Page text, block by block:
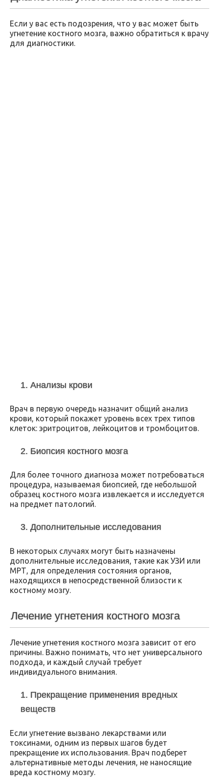
Если у вас есть подозрения, что у вас может быть
угнетение костного мозга, важно обратиться к врачу
для диагностики.
1. Анализы крови
Врач в первую очередь назначит общий анализ
крови, который покажет уровень всех трех типов
клеток: эритроцитов, лейкоцитов и тромбоцитов.
2. Биопсия костного мозга
Для более точного диагноза может потребоваться
процедура, называемая биопсией, где небольшой
образец костного мозга извлекается и исследуется
на предмет патологий.
3. Дополнительные исследования
В некоторых случаях могут быть назначены
дополнительные исследования, такие как УЗИ или
МРТ, для определения состояния органов,
находящихся в непосредственной близости к
костному мозгу.
Лечение угнетения костного мозга
Лечение угнетения костного мозга зависит от его
причины. Важно понимать, что нет универсального
подхода, и каждый случай требует
индивидуального внимания.
1. Прекращение применения вредных
веществ
Если угнетение вызвано лекарствами или
токсинами, одним из первых шагов будет
прекращение их использования. Врач подберет
альтернативные методы лечения, не наносящие
вреда костному мозгу.